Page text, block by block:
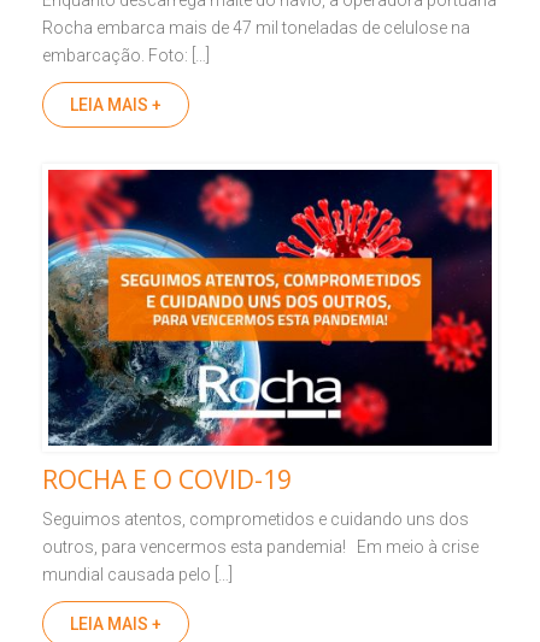
Rocha embarca mais de 47 mil toneladas de celulose na
embarcação. Foto: […]
LEIA MAIS +
ROCHA E O COVID-19
Seguimos atentos, comprometidos e cuidando uns dos
outros, para vencermos esta pandemia! Em meio à crise
mundial causada pelo […]
LEIA MAIS +